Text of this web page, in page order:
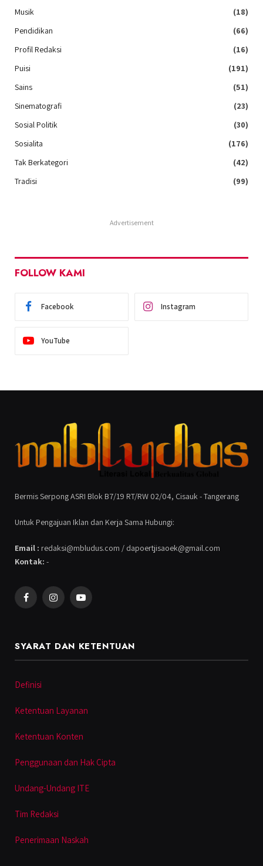
Musik
(18)
Pendidikan
(66)
Profil Redaksi
(16)
Puisi
(191)
Sains
(51)
Sinematografi
(23)
Sosial Politik
(30)
Sosialita
(176)
Tak Berkategori
(42)
Tradisi
(99)
Advertisement
FOLLOW KAMI
Facebook Instagram
YouTube
Bermis Serpong ASRI Blok B7/19 RT/RW 02/04, Cisauk - Tangerang
Untuk Pengajuan Iklan dan Kerja Sama Hubungi:
Email : redaksi@mbludus.com / dapoertjisaoek@gmail.com
Kontak: -
FacebookInstagramYouTube
SYARAT DAN KETENTUAN
Definisi
Ketentuan Layanan
Ketentuan Konten
Penggunaan dan Hak Cipta
Undang-Undang ITE
Tim Redaksi
Penerimaan Naskah